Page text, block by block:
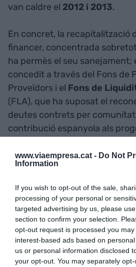
www.viaempresa.cat - Do Not
Information
If you wish to opt-out of the sale,
processing of your personal or
targeted advertising by us, please
section to confirm your selection.
opt-out request is processed you
interest-based ads based on
us or personal information disclosed
your opt-out. You may separately
van caldre el 2012 i 2013.
En concret, la recapitalització
financer, concentrada
ha permès el seu
concedit a través del Fons de
Proveïdors i el Fons de
(FLA), que ha suposat el
deutes contrets per
contribució espanyola als
Irlanda, i el Fons
(FADE).
Començarà a estabilitzar-se
L'esforç de consolidació fiscal
Govern central des del
legislatura permetrà que la
comenci a estabilitzar-se a
les projeccions del